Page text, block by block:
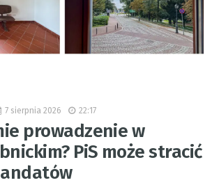
7 sierpnia 2026 22:17
prowadzenie w
PiS może stracić